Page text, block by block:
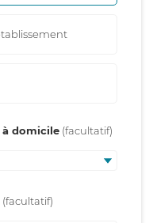
à domicile